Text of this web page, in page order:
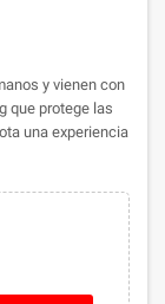
y vienen con
que protege las
una experiencia